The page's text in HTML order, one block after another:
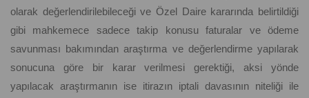
olarak değerlendirilebileceği ve Özel Daire kararında belirtildiği
gibi mahkemece sadece takip konusu faturalar ve ödeme
savunması bakımından araştırma ve değerlendirme yapılarak
sonucuna göre bir karar verilmesi gerektiği, aksi yönde
yapılacak araştırmanın ise itirazın iptali davasının niteliği ile